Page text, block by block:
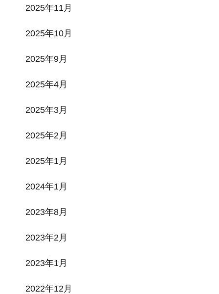
2025年11月
2025年10月
2025年9月
2025年4月
2025年3月
2025年2月
2025年1月
2024年1月
2023年8月
2023年2月
2023年1月
2022年12月